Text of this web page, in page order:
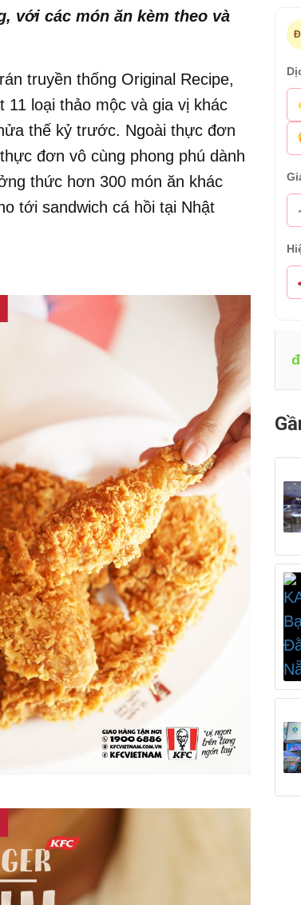
với các món ăn kèm theo và
truyền thống Original Recipe,
loại thảo mộc và gia vị khác
thế kỷ trước. Ngoài thực đơn
đơn vô cùng phong phú dành
thức hơn 300 món ăn khác
tới sandwich cá hồi tại Nhật
đ